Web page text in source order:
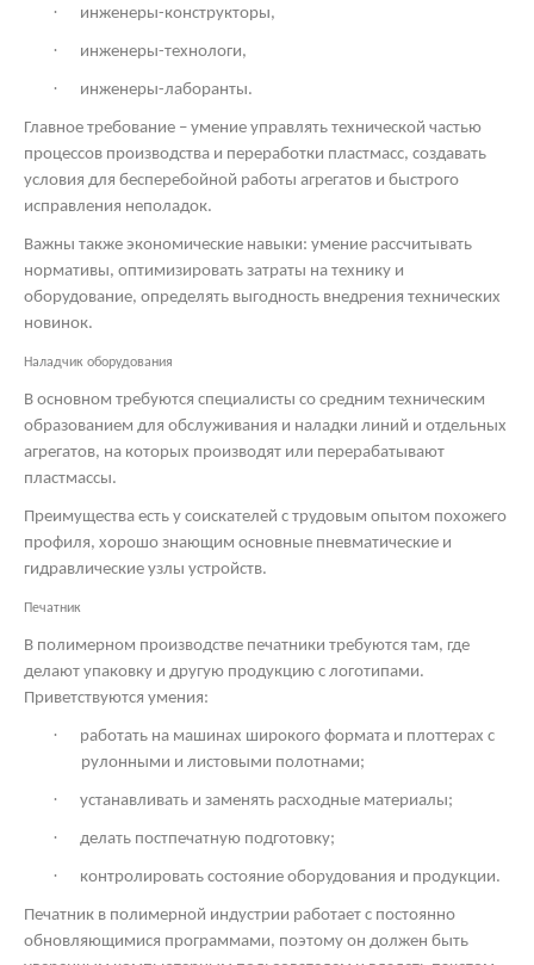
· инженеры-конструкторы,
· инженеры-технологи,
· инженеры-лаборанты.
Главное требование – умение управлять технической частью
процессов производства и переработки пластмасс, создавать
условия для бесперебойной работы агрегатов и быстрого
исправления неполадок.
Важны также экономические навыки: умение рассчитывать
нормативы, оптимизировать затраты на технику и
оборудование, определять выгодность внедрения технических
новинок.
Наладчик оборудования
В основном требуются специалисты со средним техническим
образованием для обслуживания и наладки линий и отдельных
агрегатов, на которых производят или перерабатывают
пластмассы.
Преимущества есть у соискателей с трудовым опытом похожего
профиля, хорошо знающим основные пневматические и
гидравлические узлы устройств.
Печатник
В полимерном производстве печатники требуются там, где
делают упаковку и другую продукцию с логотипами.
Приветствуются умения:
·
работать на машинах широкого формата и плоттерах с
рулонными и листовыми полотнами;
· устанавливать и заменять расходные материалы;
· делать постпечатную подготовку;
· контролировать состояние оборудования и продукции.
Печатник в полимерной индустрии работает с постоянно
обновляющимися программами, поэтому он должен быть